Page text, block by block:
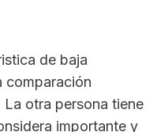
de baja
comparación
otra persona tiene
importante y